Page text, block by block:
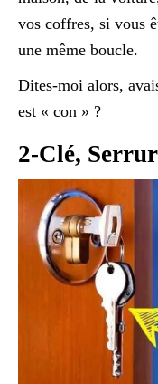
vos coffres, si vous
une même boucle.
Dites-moi alors,
est « con » ?
2-Clé,